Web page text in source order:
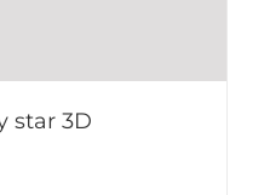
star 3D